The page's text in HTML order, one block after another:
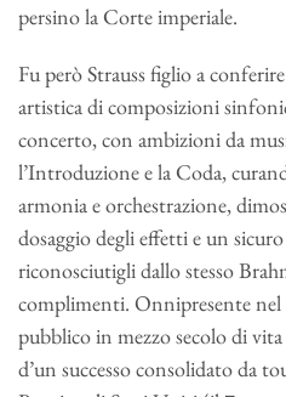
persino la Corte imperiale.
Fu però Strauss figlio a
artistica di composizioni
concerto, con ambizioni da
l’Introduzione e la Coda,
armonia e orchestrazione,
dosaggio degli effetti e un
riconosciutigli dallo stesso
complimenti. Onnipresente nel
pubblico in mezzo secolo di
d’un successo consolidato da